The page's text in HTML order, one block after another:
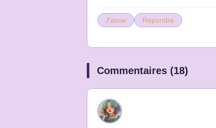
J'aime Répondre
Commentaires (18)